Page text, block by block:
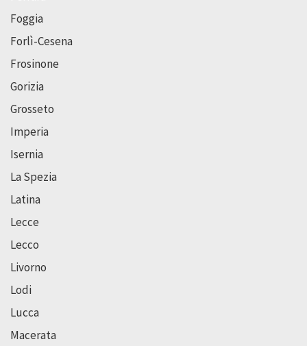
Foggia
Forlì-Cesena
Frosinone
Gorizia
Grosseto
Imperia
Isernia
La Spezia
Latina
Lecce
Lecco
Livorno
Lodi
Lucca
Macerata